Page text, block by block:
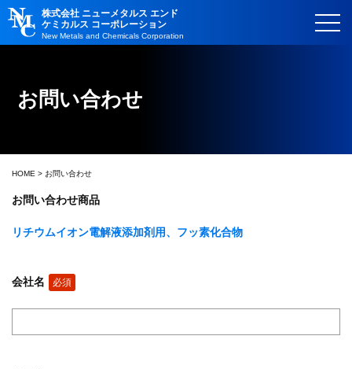
株式会社 ニューメタルス エンド
ケミカルス コーポレーション
New Metals and Chemicals Corporation
お問い合わせ
HOME > お問い合わせ
お問い合わせ商品
リチウムイオン電解液添加剤用、フッ素化合物
会社名 必須